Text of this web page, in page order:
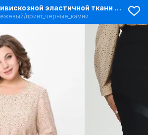
Блуза из поливискозной эластичной ткани с бантовой складкой
принт_черные_камни